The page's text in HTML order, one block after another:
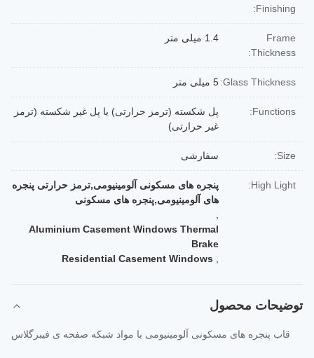
Finishing:
Frame
Thickness:
1.4 میلی متر
Glass Thickness: 5 میلی متر
Functions:
پل شکسته (ترمز حرارتی) یا پل غیر شکسته (ترمز
غیر حرارتی)
Size: سفارشی
High Light:
پنجره های مسکونی آلومینیومی,ترمز حرارتی پنجره
های آلومینیومی,پنجره های مسکونی
Aluminium Casement Windows Thermal
Brake
Residential Casement Windows
توضیحات محصول
قاب پنجره های مسکونی آلومینیومی با مواد شبکه صفحه ی فیبرگلاس